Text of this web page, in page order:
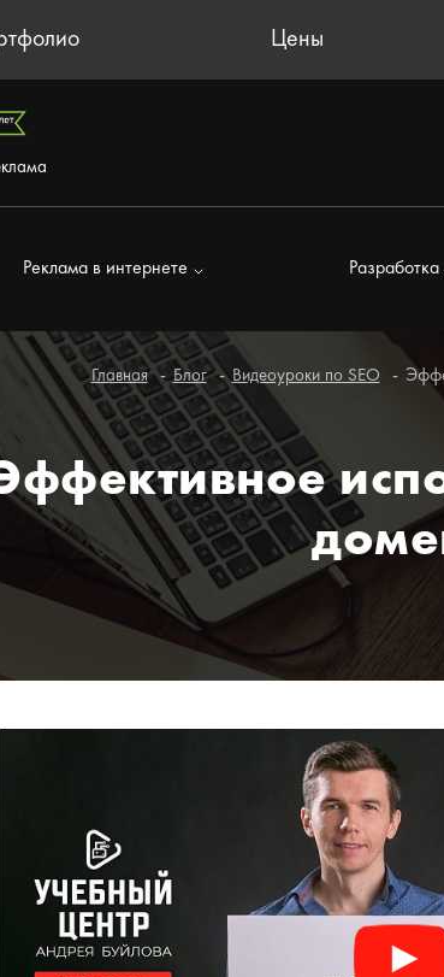
Цены
Реклама в интернете Разработка
Главная Блог Видеоуроки по SEO